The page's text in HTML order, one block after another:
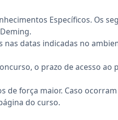
Específicos. Os
datas indicadas no
o prazo de acesso
força maior. Caso
do curso.